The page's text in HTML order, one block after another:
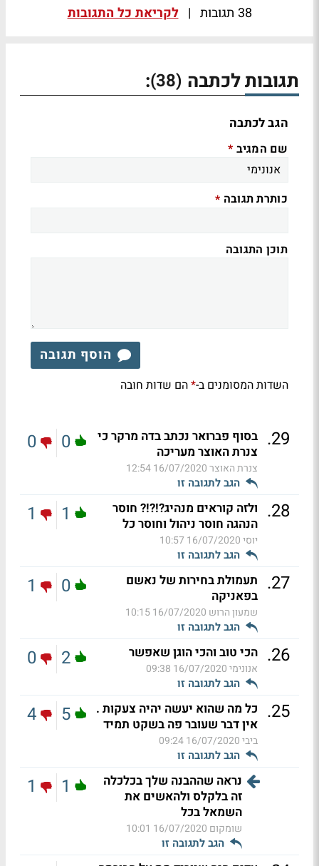
38 תגובות | לקריאת כל התגובות
תגובות לכתבה (38)
:
הגב לכתבה
שם המגיב *
כותרת תגובה *
תוכן התגובה
הוסף תגובה
השדות המסומנים ב-*הם שדות חובה
29
. בסוף פברואר נכתב בדה מרקר כי
צנרת האוצר מעריכה
צנרת האוצר16/07/2020 12:54
הגב לתגובה זו
0
0
28
. ולזה קוראים מנהיג?!?!? חוסר
הנהגה חוסר ניהול וחוסר כל
יוסי16/07/2020 10:57
הגב לתגובה זו
1
1
27
. תעמולת בחירות של נאשם
בפאניקה
שמעון הרוש 16/07/2020 10:15
הגב לתגובה זו
0
1
26
. הכי טוב והכי הוגן שאפשר
אנונימי16/07/2020 09:38
הגב לתגובה זו
2
0
25
. כל מה שהוא יעשה יהיה צעקות .
אין דבר שעובר פה בשקט תמיד
ביבי16/07/2020 09:24
הגב לתגובה זו
5
4
נראה שההבנה שלך בכלכלה
זה בלקלס ולהאשים את
השמאל בכל
שומקום 16/07/2020 10:01
הגב לתגובה זו
1
1